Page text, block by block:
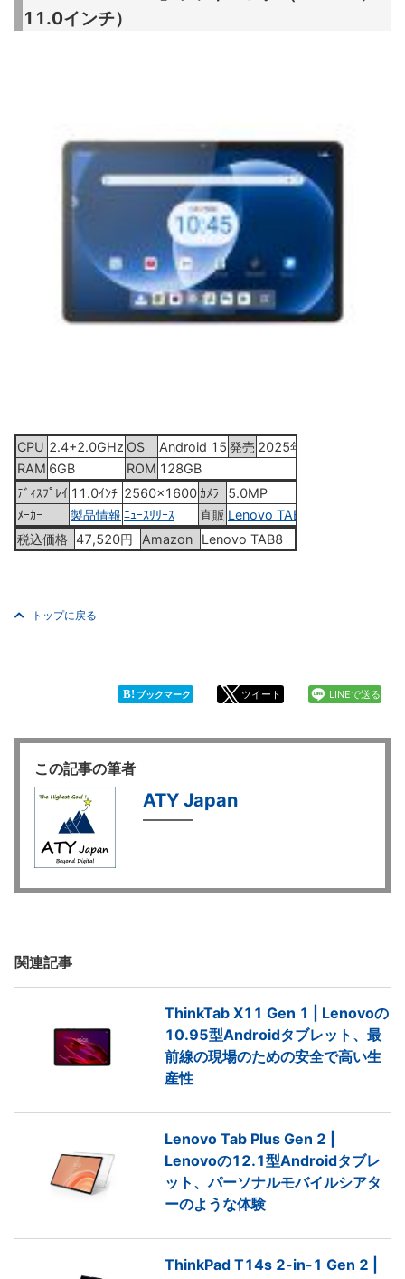
11.0インチ）
CPU 2.4+2.0GHz OS Android 15 発売 2025年10月17日
RAM 6GB ROM 128GB
ﾃﾞｨｽﾌﾟﾚｲ 11.0ｲﾝﾁ 2560x1600 ｶﾒﾗ
5.0MP
ﾒｰｶｰ
製品情報 ﾆｭｰｽﾘﾘｰｽ 直販 Lenovo TAB8
税込価格 47,520円 Amazon Lenovo TAB8
トップに戻る
B! ブックマーク ツイート LINEで送る
この記事の筆者
ATY Japan
関連記事
ThinkTab X11 Gen 1 | Lenovoの
10.95型Androidタブレット、最
前線の現場のための安全で高い生
産性
Lenovo Tab Plus Gen 2 |
Lenovoの12.1型Androidタブレ
ット、パーソナルモバイルシアタ
ーのような体験
ThinkPad T14s 2-in-1 Gen 2 |